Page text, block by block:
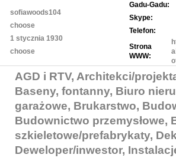
sofiawoods104
choose
1 stycznia 1930
choose
Gadu-Gadu:
Skype:
Telefon:
Strona
WWW:
AGD i RTV, Architekci/
Baseny, fontanny, Biuro
garażowe, Brukarstwo,
Budownictwo przemysłowe,
szkieletowe/prefabrykaty,
Deweloper/inwestor,